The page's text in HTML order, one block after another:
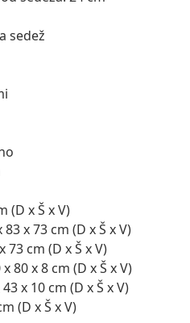
sedež
(D x Š x V)
x 73 cm (D x Š x V)
73 cm (D x Š x V)
80 x 8 cm (D x Š x V)
x 10 cm (D x Š x V)
(D x Š x V)